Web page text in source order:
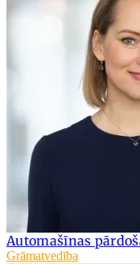
Automašīnas
Grāmatvedība